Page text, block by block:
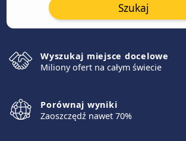
Szukaj
Wyszukaj miejsce docelowe
Miliony ofert na całym świecie
Porównaj wyniki
Zaoszczędź nawet 70%